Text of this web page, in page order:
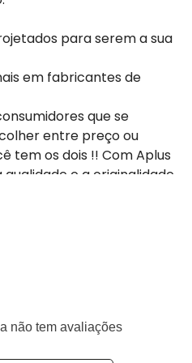
para serem a sua
em fabricantes de
que se
entre preço ou
tem os dois !! Com Aplus
e a originalidade
ou até melhoram os
pela montadora do seu
originais para
não tem avaliações